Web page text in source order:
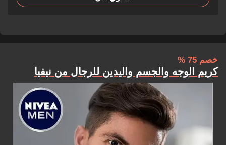
خصم 75 %
كريم الوجه والجسم واليدين للرجال من نيفيا